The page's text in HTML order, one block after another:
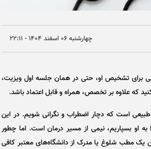
چهارشنبه ۰۶ اسفند ۱۴۰۴ - ۲۲:۱۱
برای تشخیص او، حتی در همان جلسه اول ویزیت،
که علاوه بر تخصص، همراه و قابل اعتماد باشد.
طبیعی است که دچار اضطراب و نگرانی شویم. در این
او بسپاریم، نیمی از مسیر درمان است. اما چطور
یک مطب شلوغ یا مدرک از دانشگاه‌های معتبر کافی